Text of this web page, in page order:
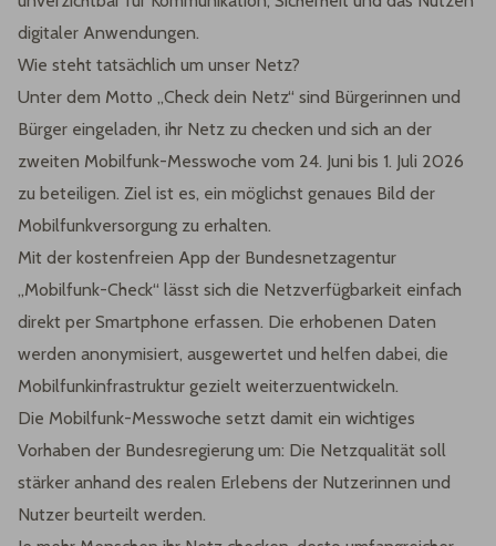
digitaler Anwendungen.
Wie steht tatsächlich um unser Netz?
Unter dem Motto „Check dein Netz“ sind Bürgerinnen und
Bürger eingeladen, ihr Netz zu checken und sich an der
zweiten Mobilfunk-Messwoche vom 24. Juni bis 1. Juli 2026
zu beteiligen. Ziel ist es, ein möglichst genaues Bild der
Mobilfunkversorgung zu erhalten.
Mit der kostenfreien App der Bundesnetzagentur
„Mobilfunk-Check“ lässt sich die Netzverfügbarkeit einfach
direkt per Smartphone erfassen. Die erhobenen Daten
werden anonymisiert, ausgewertet und helfen dabei, die
Mobilfunkinfrastruktur gezielt weiterzuentwickeln.
Die Mobilfunk-Messwoche setzt damit ein wichtiges
Vorhaben der Bundesregierung um: Die Netzqualität soll
stärker anhand des realen Erlebens der Nutzerinnen und
Nutzer beurteilt werden.